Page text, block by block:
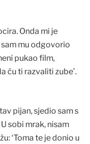
Onda mi je
sam mu odgovorio
pukao film,
ću ti razvaliti zube’.
pijan, sjedio sam s
sobi mrak, nisam
‘Toma te je donio u